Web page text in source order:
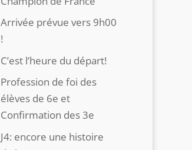
Arrivée prévue vers 9h00
!
C’est l’heure du départ!
Profession de foi des
élèves de 6e et
Confirmation des 3e
J4: encore une histoire